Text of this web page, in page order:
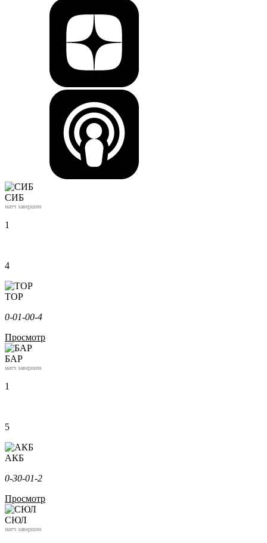
СИБ
матч завершен
1
4
ТОР
0-01-00-4
Просмотр
БАР
матч завершен
1
5
АКБ
0-30-01-2
Просмотр
СЮЛ
матч завершен